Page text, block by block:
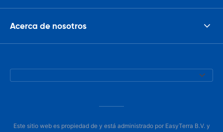
Acerca de nosotros
Este sitio web es propiedad de y está administrado por EasyTerra B.V. y